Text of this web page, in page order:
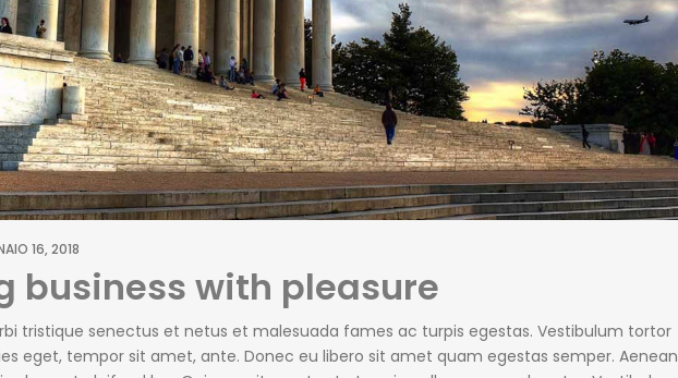
16, 2018
business with pleasure
tristique senectus et netus et malesuada fames ac turpis egestas. Vestibulum tortor
eget, tempor sit amet, ante. Donec eu libero sit amet quam egestas semper. Aenean